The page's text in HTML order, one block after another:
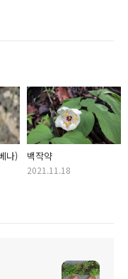
나) 백작약
2021.11.18